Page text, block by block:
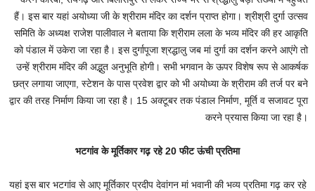
हैं। इस बार यहां अयोध्या जी के श्रीराम मंदिर का दर्शन प्राप्त होगा। श्रीश्री दुर्गा उत्सव
समिति के अध्यक्ष राजेश पालीवाल ने बताया कि श्रीराम लला के भव्य मंदिर की हर आकृति
को पंडाल में उकेरा जा रहा है। इस दुर्गापूजा श्रद्धालु जब मां दुर्गा का दर्शन करने आएंगे तो
उन्हें श्रीराम मंदिर की अद्भुत अनुभूति होगी। सभी भगवान के ऊपर विशेष रूप से आकर्षक
छत्र लगाया जाएगा, स्टेशन के पास प्रवेश द्वार को भी अयोध्या के श्रीराम की तर्ज पर बने
द्वार की तरह निर्माण किया जा रहा है। 15 अक्टूबर तक पंडाल निर्माण, मूर्ति व सजावट पूरा
करने प्रयास किया जा रहा है।
भटगांव के मूर्तिकार गढ़ रहे 20 फीट ऊंची प्रतिमा
यहां इस बार भटगांव से आए मूर्तिकार प्रदीप देवांगन मां भवानी की भव्य प्रतिमा गढ़ कर रहे